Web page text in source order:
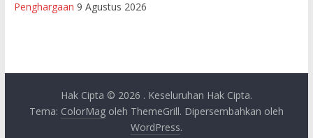
Penghargaan 9 Agustus 2026
Hak Cipta © 2026 . Keseluruhan Hak Cipta.
Tema: ColorMagoleh ThemeGrill. Dipersembahkan oleh
WordPress.